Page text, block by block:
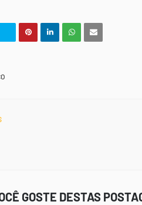
GOSTE DESTAS